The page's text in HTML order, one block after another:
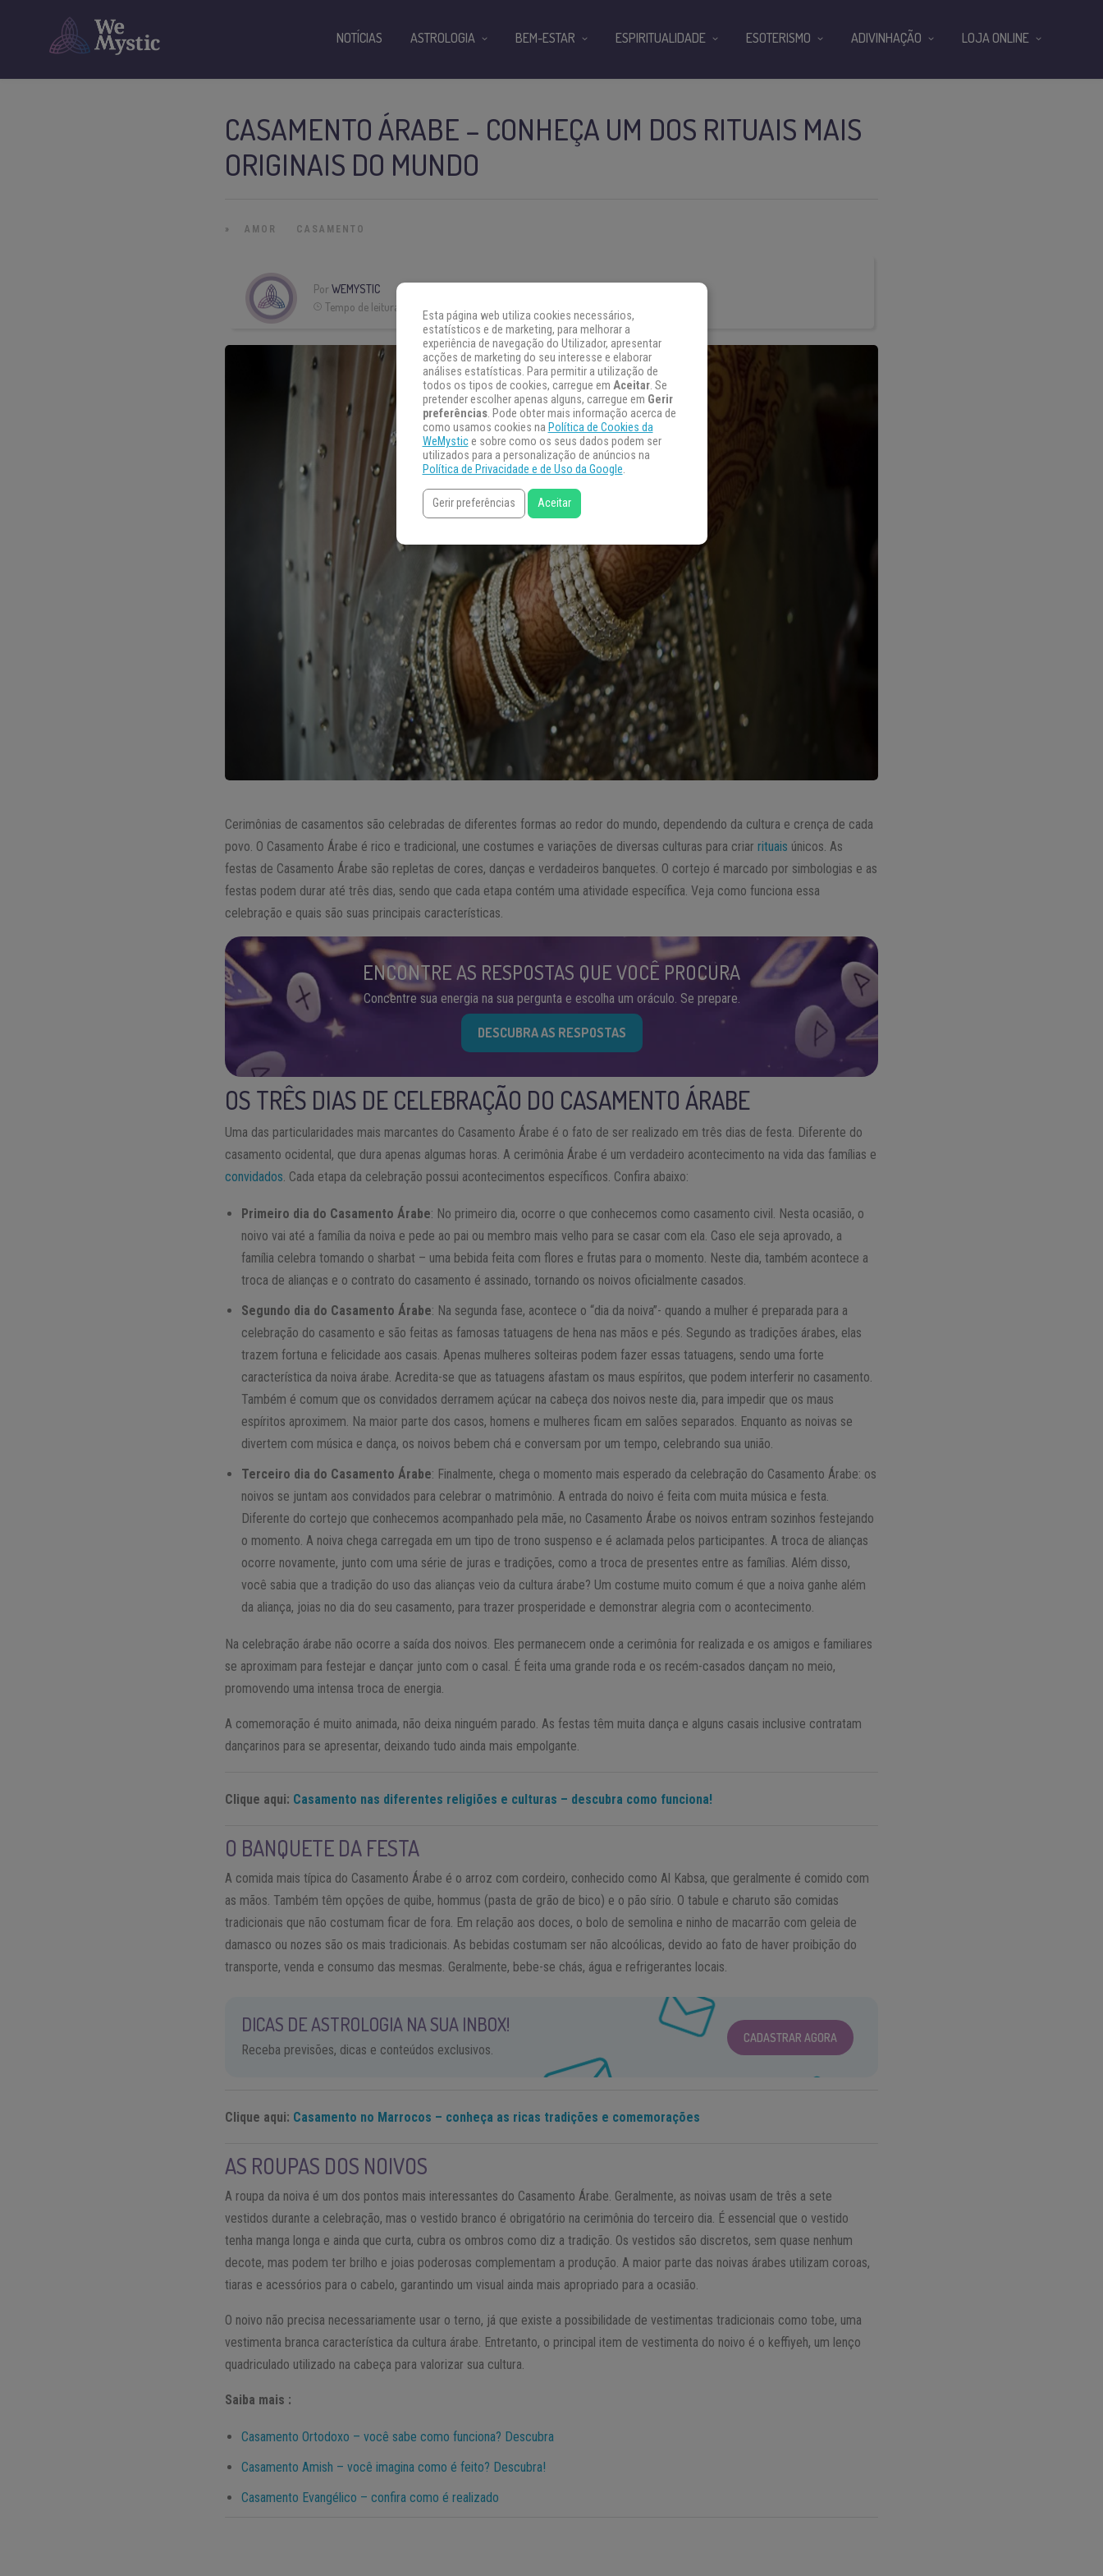
CASAMENTO ÁRABE – CONHEÇA UM DOS RITUAIS MAIS
ORIGINAIS DO MUNDO
» AMOR CASAMENTO
PorWEMYSTIC
Tempo de leitura:
Cerimônias de casamentos são celebradas de diferentes formas ao redor do mundo, dependendo da cultura e crença de cada
povo. O Casamento Árabe é rico e tradicional, une costumes e variações de diversas culturas para criarrituais únicos. As
festas de Casamento Árabe são repletas de cores, danças e verdadeiros banquetes. O cortejo é marcado por simbologias e as
festas podem durar até três dias, sendo que cada etapa contém uma atividade específica. Veja como funciona essa
celebração e quais são suas principais características.
ENCONTRE AS RESPOSTAS QUE VOCÊ PROCURA
Concentre sua energia na sua pergunta e escolha um oráculo. Se prepare.
DESCUBRA AS RESPOSTAS
OS TRÊS DIAS DE CELEBRAÇÃO DO CASAMENTO ÁRABE
Uma das particularidades mais marcantes do Casamento Árabe é o fato de ser realizado em três dias de festa. Diferente do
casamento ocidental, que dura apenas algumas horas. A cerimônia Árabe é um verdadeiro acontecimento na vida das famílias e
convidados. Cada etapa da celebração possui acontecimentos específicos. Confira abaixo:
Primeiro dia do Casamento Árabe: No primeiro dia, ocorre o que conhecemos como casamento civil. Nesta ocasião, o
noivo vai até a família da noiva e pede ao pai ou membro mais velho para se casar com ela. Caso ele seja aprovado, a
família celebra tomando o sharbat – uma bebida feita com flores e frutas para o momento. Neste dia, também acontece a
troca de alianças e o contrato do casamento é assinado, tornando os noivos oficialmente casados.
Segundo dia do Casamento Árabe: Na segunda fase, acontece o “dia da noiva”- quando a mulher é preparada para a
celebração do casamento e são feitas as famosas tatuagens de hena nas mãos e pés. Segundo as tradições árabes, elas
trazem fortuna e felicidade aos casais. Apenas mulheres solteiras podem fazer essas tatuagens, sendo uma forte
característica da noiva árabe. Acredita-se que as tatuagens afastam os maus espíritos, que podem interferir no casamento.
Também é comum que os convidados derramem açúcar na cabeça dos noivos neste dia, para impedir que os maus
espíritos aproximem. Na maior parte dos casos, homens e mulheres ficam em salões separados. Enquanto as noivas se
divertem com música e dança, os noivos bebem chá e conversam por um tempo, celebrando sua união.
Terceiro dia do Casamento Árabe: Finalmente, chega o momento mais esperado da celebração do Casamento Árabe: os
noivos se juntam aos convidados para celebrar o matrimônio. A entrada do noivo é feita com muita música e festa.
Diferente do cortejo que conhecemos acompanhado pela mãe, no Casamento Árabe os noivos entram sozinhos festejando
o momento. A noiva chega carregada em um tipo de trono suspenso e é aclamada pelos participantes. A troca de alianças
ocorre novamente, junto com uma série de juras e tradições, como a troca de presentes entre as famílias. Além disso,
você sabia que a tradição do uso das alianças veio da cultura árabe? Um costume muito comum é que a noiva ganhe além
da aliança, joias no dia do seu casamento, para trazer prosperidade e demonstrar alegria com o acontecimento.
Na celebração árabe não ocorre a saída dos noivos. Eles permanecem onde a cerimônia for realizada e os amigos e familiares
se aproximam para festejar e dançar junto com o casal. É feita uma grande roda e os recém-casados dançam no meio,
promovendo uma intensa troca de energia.
A comemoração é muito animada, não deixa ninguém parado. As festas têm muita dança e alguns casais inclusive contratam
dançarinos para se apresentar, deixando tudo ainda mais empolgante.
Clique aqui: Casamento nas diferentes religiões e culturas – descubra como funciona!
O BANQUETE DA FESTA
A comida mais típica do Casamento Árabe é o arroz com cordeiro, conhecido como Al Kabsa, que geralmente é comido com
as mãos. Também têm opções de quibe, hommus (pasta de grão de bico) e o pão sírio. O tabule e charuto são comidas
tradicionais que não costumam ficar de fora. Em relação aos doces, o bolo de semolina e ninho de macarrão com geleia de
damasco ou nozes são os mais tradicionais. As bebidas costumam ser não alcoólicas, devido ao fato de haver proibição do
transporte, venda e consumo das mesmas. Geralmente, bebe-se chás, água e refrigerantes locais.
DICAS DE ASTROLOGIA NA SUA INBOX!
Receba previsões, dicas e conteúdos exclusivos.
CADASTRAR AGORA
Clique aqui: Casamento no Marrocos – conheça as ricas tradições e comemorações
AS ROUPAS DOS NOIVOS
A roupa da noiva é um dos pontos mais interessantes do Casamento Árabe. Geralmente, as noivas usam de três a sete
vestidos durante a celebração, mas o vestido branco é obrigatório na cerimônia do terceiro dia. É essencial que o vestido
tenha manga longa e ainda que curta, cubra os ombros como diz a tradição. Os vestidos são discretos, sem quase nenhum
decote, mas podem ter brilho e joias poderosas complementam a produção. A maior parte das noivas árabes utilizam coroas,
tiaras e acessórios para o cabelo, garantindo um visual ainda mais apropriado para a ocasião.
O noivo não precisa necessariamente usar o terno, já que existe a possibilidade de vestimentas tradicionais como tobe, uma
vestimenta branca característica da cultura árabe. Entretanto, o principal item de vestimenta do noivo é o keffiyeh, um lenço
quadriculado utilizado na cabeça para valorizar sua cultura.
Saiba mais :
Casamento Ortodoxo – você sabe como funciona? Descubra
Casamento Amish – você imagina como é feito? Descubra!
Casamento Evangélico – confira como é realizado
NOTÍCIAS ASTROLOGIA BEM-ESTAR ESPIRITUALIDADE ESOTERISMO ADIVINHAÇÃO LOJA ONLINE
Esta página web utiliza cookies necessários,
estatísticos e de marketing, para melhorar a
experiência de navegação do Utilizador, apresentar
acções de marketing do seu interesse e elaborar
análises estatísticas. Para permitir a utilização de
todos os tipos de cookies, carregue em Aceitar. Se
pretender escolher apenas alguns, carregue em Gerir
preferências. Pode obter mais informação acerca de
como usamos cookies na Política de Cookies da
WeMystice sobre como os seus dados podem ser
utilizados para a personalização de anúncios na
Política de Privacidade e de Uso da Google.
Gerir preferências Aceitar